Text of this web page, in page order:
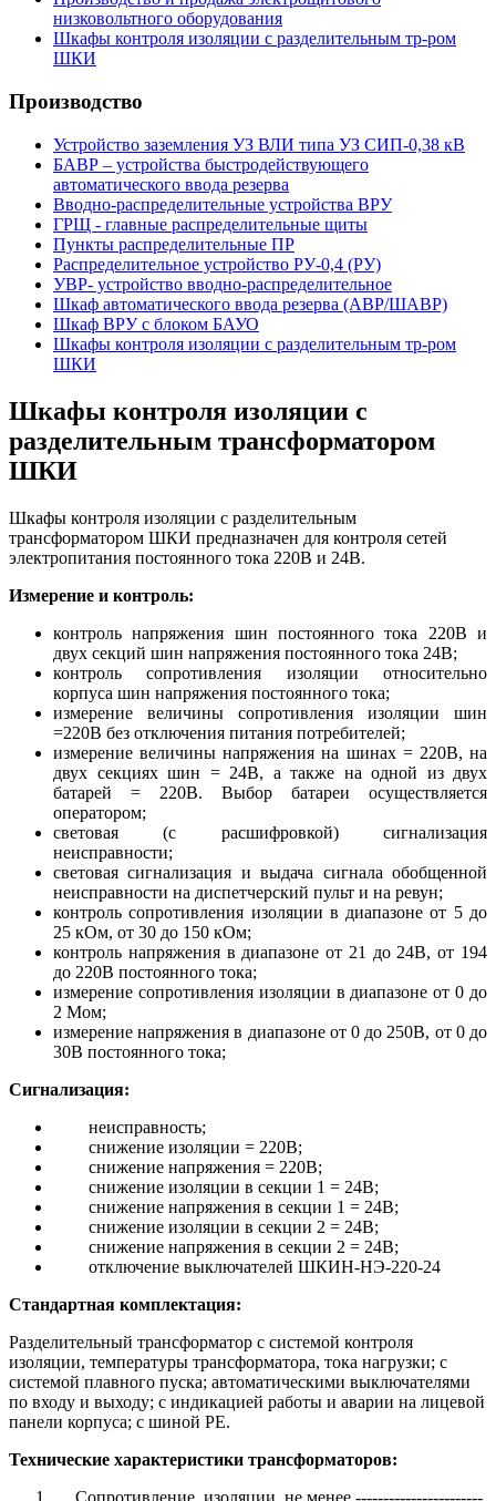
низковольтного оборудования
Шкафы контроля изоляции с разделительным тр-ром
ШКИ
Производство
Устройство заземления УЗ ВЛИ типа УЗ СИП-0,38 кВ
БАВР – устройства быстродействующего
автоматического ввода резерва
Вводно-распределительные устройства ВРУ
ГРЩ - главные распределительные щиты
Пункты распределительные ПР
Распределительное устройство РУ-0,4 (РУ)
УВР- устройство вводно-распределительное
Шкаф автоматического ввода резерва (АВР/ШАВР)
Шкаф ВРУ с блоком БАУО
Шкафы контроля изоляции с разделительным тр-ром
ШКИ
Шкафы контроля изоляции с
разделительным трансформатором
ШКИ
Шкафы контроля изоляции с разделительным
трансформатором ШКИ предназначен для контроля сетей
электропитания постоянного тока 220В и 24В.
Измерение и контроль:
контроль напряжения шин постоянного тока 220В и
двух секций шин напряжения постоянного тока 24В;
контроль сопротивления изоляции относительно
корпуса шин напряжения постоянного тока;
измерение величины сопротивления изоляции шин
=220В без отключения питания потребителей;
измерение величины напряжения на шинах = 220В, на
двух секциях шин = 24В, а также на одной из двух
батарей = 220В. Выбор батареи осуществляется
оператором;
световая (с расшифровкой) сигнализация
неисправности;
световая сигнализация и выдача сигнала обобщенной
неисправности на диспетчерский пульт и на ревун;
контроль сопротивления изоляции в диапазоне от 5 до
25 кОм, от 30 до 150 кОм;
контроль напряжения в диапазоне от 21 до 24В, от 194
до 220В постоянного тока;
измерение сопротивления изоляции в диапазоне от 0 до
2 Мом;
измерение напряжения в диапазоне от 0 до 250В, от 0 до
30В постоянного тока;
Сигнализация:
неисправность;
снижение изоляции = 220В;
снижение напряжения = 220В;
снижение изоляции в секции 1 = 24В;
снижение напряжения в секции 1 = 24В;
снижение изоляции в секции 2 = 24В;
снижение напряжения в секции 2 = 24В;
отключение выключателей ШКИН-НЭ-220-24
Стандартная комплектация:
Разделительный трансформатор с системой контроля
изоляции, температуры трансформатора, тока нагрузки; с
системой плавного пуска; автоматическими выключателями
по входу и выходу; с индикацией работы и аварии на лицевой
панели корпуса; с шиной PE.
Технические характеристики трансформаторов:
Сопротивление изоляции, не менее -----------------------